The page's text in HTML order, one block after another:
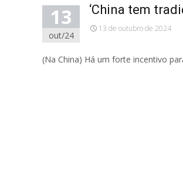
13
out/24
‘China tem
13 de outubro de 2024
(Na China) Há um forte incentivo